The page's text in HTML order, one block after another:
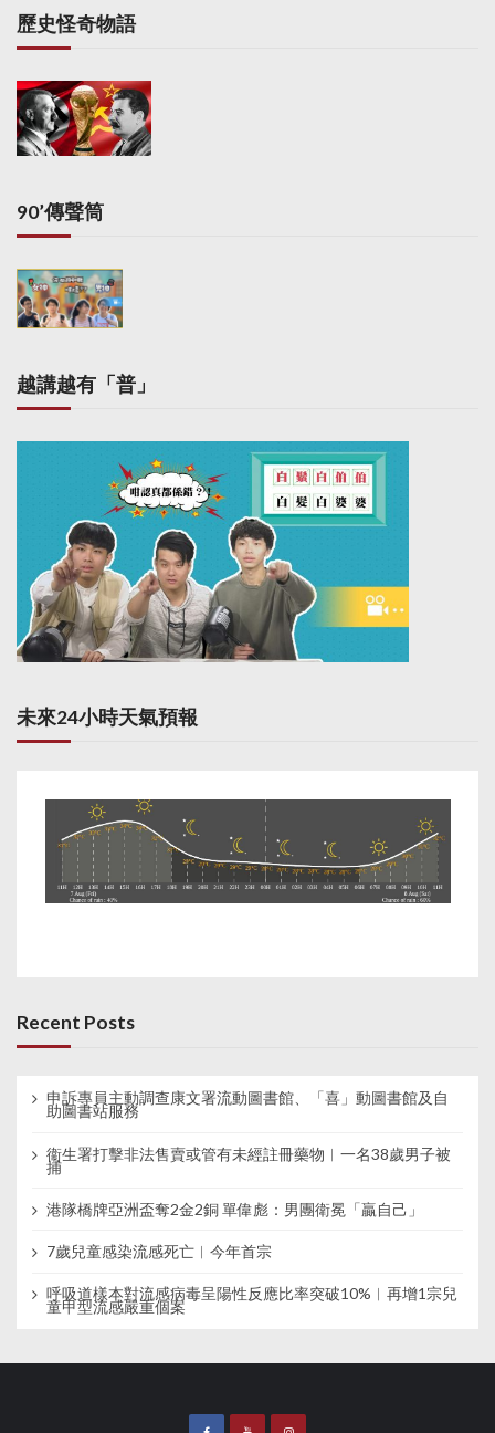
s
p
a
g
i
a
t
i
o
n
歷史怪奇物語
90’傳聲筒
越講越有「普」
未來24小時天氣預報
Recent Posts
申訴專員主動調查康文署流動圖書館、「喜」動圖書館及自
助圖書站服務
衞生署打擊非法售賣或管有未經註冊藥物︱一名38歲男子被
捕
港隊橋牌亞洲盃奪2金2銅 單偉彪：男團衛冕「贏自己」
7歲兒童感染流感死亡︱今年首宗
呼吸道樣本對流感病毒呈陽性反應比率突破10%︱再增1宗兒
童甲型流感嚴重個案